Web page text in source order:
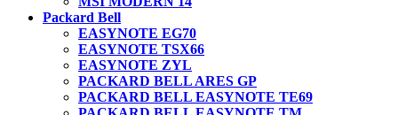
Packard Bell
EASYNOTE EG70
EASYNOTE TSX66
EASYNOTE ZYL
PACKARD BELL ARES GP
PACKARD BELL EASYNOTE TE69